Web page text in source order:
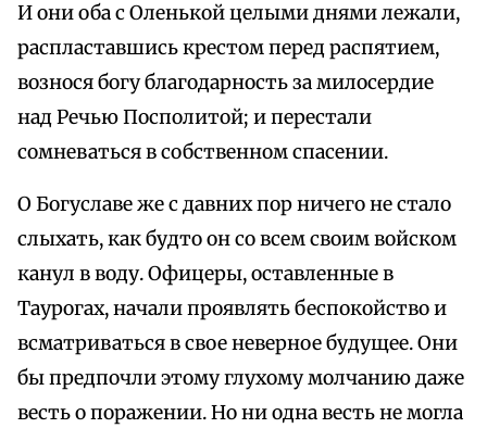
И они оба с Оленькой целыми днями лежали,
распластавшись крестом перед распятием,
вознося богу благодарность за милосердие
над Речью Посполитой; и перестали
сомневаться в собственном спасении.
О Богуславе же с давних пор ничего не стало
слыхать, как будто он со всем своим войском
канул в воду. Офицеры, оставленные в
Таурогах, начали проявлять беспокойство и
всматриваться в свое неверное будущее. Они
бы предпочли этому глухому молчанию даже
весть о поражении. Но ни одна весть не могла